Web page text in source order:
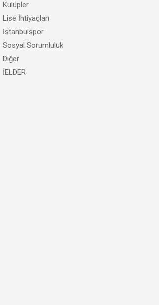
Kulüpler
Lise İhtiyaçları
İstanbulspor
Sosyal Sorumluluk
Diğer
İELDER